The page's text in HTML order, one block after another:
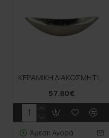
ΚΕΡΑΜΙΚΗ ΔΙΑΚΟΣΜΗΤΙΚΗ ΠΙΑΤΕΛΑ ΑΝΟΙΧΤΟ ΧΡΥΣΟ ΣΤΑΜΠΩΤΟ ΟΒΑΛ-50x20x12cm 1/8KIB
57.80€
Άμεση Αγορά